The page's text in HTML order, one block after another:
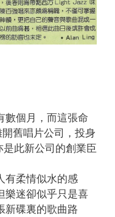
數個月，而這張命
舊唱片公司，投身
此新公司的創業臣
有柔情似水的感
樂迷卻似乎只是喜
新碟裏的歌曲路